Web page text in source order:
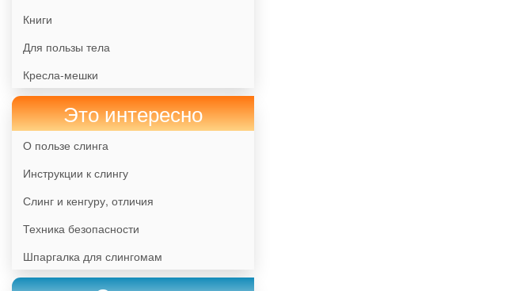
Книги
Для пользы тела
Кресла-мешки
Это интересно
О пользе слинга
Инструкции к слингу
Слинг и кенгуру, отличия
Техника безопасности
Шпаргалка для слингомам